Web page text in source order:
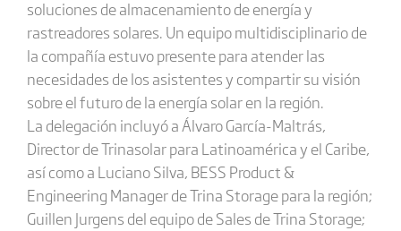
soluciones de almacenamiento de energía y
rastreadores solares. Un equipo multidisciplinario de
la compañía estuvo presente para atender las
necesidades de los asistentes y compartir su visión
sobre el futuro de la energía solar en la región.
La delegación incluyó a Álvaro García-Maltrás,
Director de Trinasolar para Latinoamérica y el Caribe,
así como a Luciano Silva, BESS Product &
Engineering Manager de Trina Storage para la región;
Guillen Jurgens del equipo de Sales de Trina Storage;